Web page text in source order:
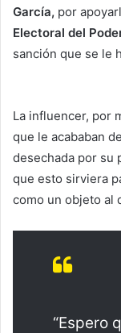
García, por
Electoral del
sanción que se le
La influencer, por
que le acababan
desechada por su
que esto sirviera
como un objeto al
“Espero